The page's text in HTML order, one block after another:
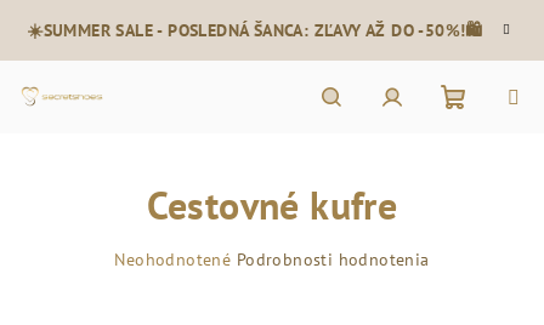
obsah
☀️SUMMER SALE - POSLEDNÁ ŠANCA: ZĽAVY AŽ DO -50%!🛍️
Cestovné kufre
Priemerné
Neohodnotené Podrobnosti hodnotenia